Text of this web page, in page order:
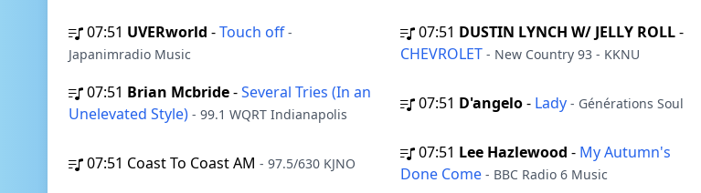
07:51 UVERworld -Touch off-
Japanimradio Music
07:51 DUSTIN LYNCH W/ JELLY ROLL-
CHEVROLET - New Country 93 - KKNU
07:51 Brian Mcbride-Several Tries (In an
Unelevated Style) - 99.1 WQRT Indianapolis
07:51 D'angelo- Lady - Générations Soul
07:51 Coast To Coast AM - 97.5/630 KJNO
07:51 Lee Hazlewood - My Autumn's
Done Come - BBC Radio 6 Music